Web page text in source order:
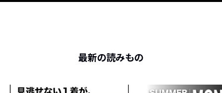
最新の読みもの